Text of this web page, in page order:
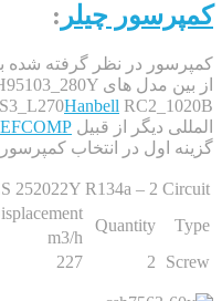
چیلر :
در نظر گرفته شده برای
مدل هایCSH95103_280Y
ES3_L270Hanbell
دیگر از قبیل
REFCOMPیا
در انتخاب کمپرسوربرند
252022Y R134a – 2
Quantity
Displacement
m3/h
2